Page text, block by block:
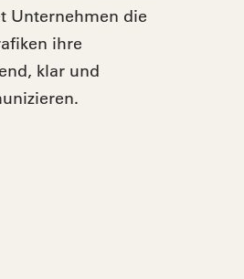
Unternehmen die
ihre
klar und